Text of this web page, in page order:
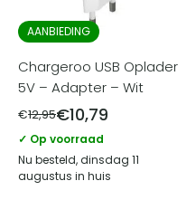
AANBIEDING
Chargeroo USB Oplader
5V – Adapter – Wit
€12,95€10,79
✓ Op voorraad
Nu besteld, dinsdag 11
augustus in huis